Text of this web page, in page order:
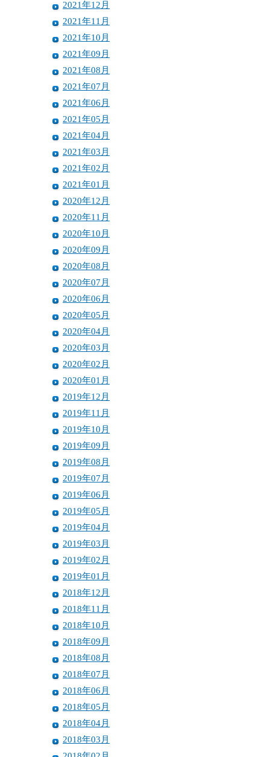
2021年12月
2021年11月
2021年10月
2021年09月
2021年08月
2021年07月
2021年06月
2021年05月
2021年04月
2021年03月
2021年02月
2021年01月
2020年12月
2020年11月
2020年10月
2020年09月
2020年08月
2020年07月
2020年06月
2020年05月
2020年04月
2020年03月
2020年02月
2020年01月
2019年12月
2019年11月
2019年10月
2019年09月
2019年08月
2019年07月
2019年06月
2019年05月
2019年04月
2019年03月
2019年02月
2019年01月
2018年12月
2018年11月
2018年10月
2018年09月
2018年08月
2018年07月
2018年06月
2018年05月
2018年04月
2018年03月